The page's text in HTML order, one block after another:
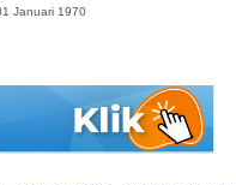
Januari 1970